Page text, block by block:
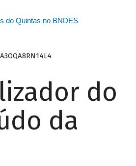
do Quintas no BNDES
do
da